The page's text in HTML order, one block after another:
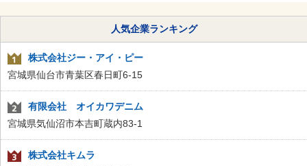
人気企業ランキング
株式会社ジー・アイ・ピー
宮城県仙台市青葉区春日町6-15
有限会社 オイカワデニム
宮城県気仙沼市本吉町蔵内83-1
株式会社キムラ